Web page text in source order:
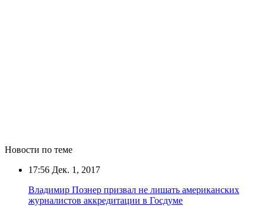
Новости по теме
17:56 Дек. 1, 2017
Владимир Познер призвал не лишать американских
журналистов аккредитации в Госдуме